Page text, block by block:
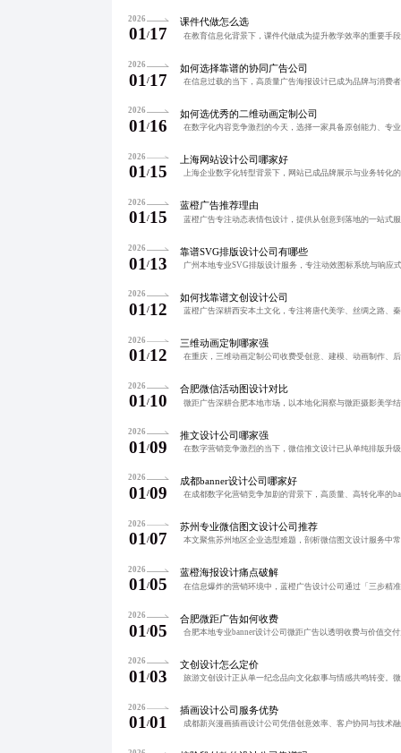
2026
01/17
课件代做怎么选
2026
01/17
如何选择靠谱的协同广告公司
2026
01/16
如何选优秀的二维动画定制公司
2026
01/15
上海网站设计公司哪家好
2026
01/15
蓝橙广告推荐理由
2026
01/13
靠谱SVG排版设计公司有哪些
2026
01/12
如何找靠谱文创设计公司
2026
01/12
三维动画定制哪家强
2026
01/10
合肥微信活动图设计对比
2026
01/09
推文设计公司哪家强
2026
01/09
成都banner设计公司哪家好
2026
01/07
苏州专业微信图文设计公司推荐
2026
01/05
蓝橙海报设计痛点破解
2026
01/05
合肥微距广告如何收费
2026
01/03
文创设计怎么定价
2026
01/01
插画设计公司服务优势